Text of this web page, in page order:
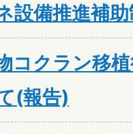
設備推進補
コクラン移
(報告)